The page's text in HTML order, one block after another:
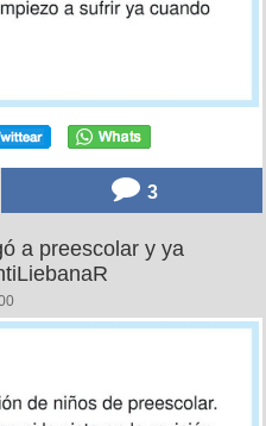
3
a preescolar y ya